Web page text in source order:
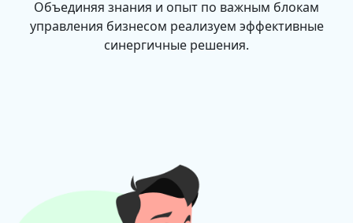
Объединяя знания и опыт по важным блокам
управления бизнесом реализуем эффективные
синергичные решения.